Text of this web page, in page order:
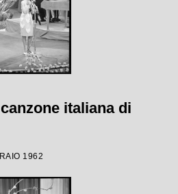
italiana di
1962